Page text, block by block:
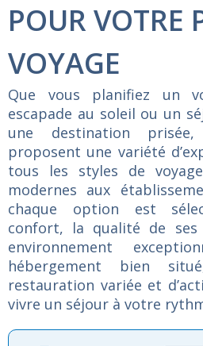
POUR VOTRE
VOYAGE
Que vous planifiez un
escapade au soleil ou un
une destination prisée,
proposent une variété
tous les styles de
modernes aux
chaque option est
confort, la qualité de ses
environnement
hébergement bien
restauration variée et
vivre un séjour à votre